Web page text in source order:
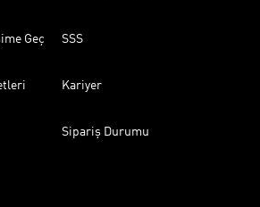
Geç SSS
Kariyer
Sipariş Durumu